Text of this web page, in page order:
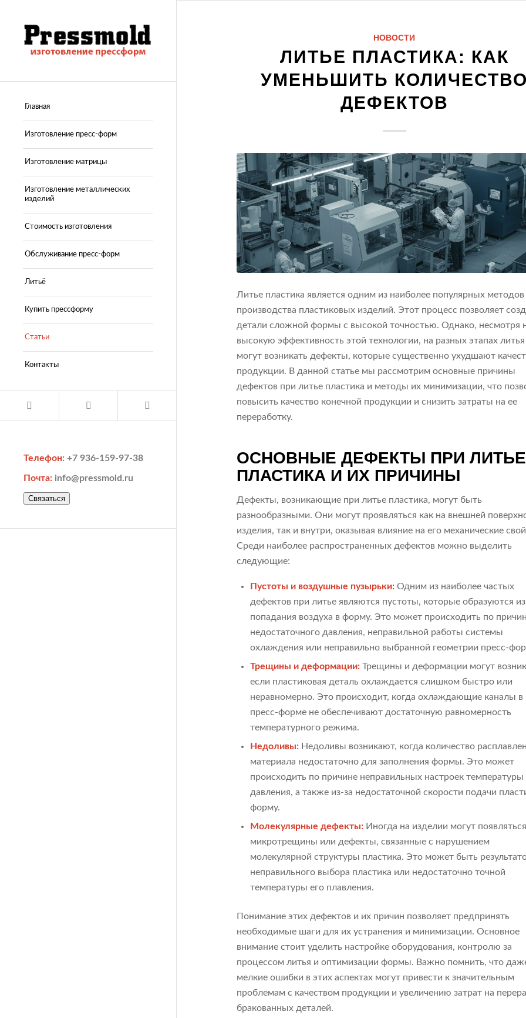
Главная
Изготовление пресс-форм
Изготовление матрицы
Изготовление металлических
изделий
Стоимость изготовления
Обслуживание пресс-форм
Литьё
Купить прессформу
Статьи
Контакты
Телефон: +7 936-159-97-38
Почта: info@pressmold.ru
Связаться
НОВОСТИ
ЛИТЬЕ ПЛАСТИКА: КАК
УМЕНЬШИТЬ КОЛИЧЕСТВО
ДЕФЕКТОВ
Литье пластика является одним из наиболее популярных методов
производства пластиковых изделий. Этот процесс позволяет
детали сложной формы с высокой точностью. Однако, несмотря
высокую эффективность этой технологии, на разных этапах литья
могут возникать дефекты, которые существенно ухудшают
продукции. В данной статье мы рассмотрим основные причины
дефектов при литье пластика и методы их минимизации, что
повысить качество конечной продукции и снизить затраты на ее
переработку.
ОСНОВНЫЕ ДЕФЕКТЫ ПРИ ЛИТЬЕ
ПЛАСТИКА И ИХ ПРИЧИНЫ
Дефекты, возникающие при литье пластика, могут быть
разнообразными. Они могут проявляться как на внешней
изделия, так и внутри, оказывая влияние на его механические
Среди наиболее распространенных дефектов можно выделить
следующие:
Пустоты и воздушные пузырьки: Одним из наиболее частых
дефектов при литье являются пустоты, которые образуются
попадания воздуха в форму. Это может происходить по
недостаточного давления, неправильной работы системы
охлаждения или неправильно выбранной геометрии пресс-
Трещины и деформации: Трещины и деформации могут
если пластиковая деталь охлаждается слишком быстро или
неравномерно. Это происходит, когда охлаждающие каналы в
пресс-форме не обеспечивают достаточную равномерность
температурного режима.
Недоливы: Недоливы возникают, когда количество
материала недостаточно для заполнения формы. Это может
происходить по причине неправильных настроек температуры
давления, а также из-за недостаточной скорости подачи
форму.
Молекулярные дефекты: Иногда на изделии могут появляться
микротрещины или дефекты, связанные с нарушением
молекулярной структуры пластика. Это может быть
неправильного выбора пластика или недостаточно точной
температуры его плавления.
Понимание этих дефектов и их причин позволяет предпринять
необходимые шаги для их устранения и минимизации. Основное
внимание стоит уделить настройке оборудования, контролю за
процессом литья и оптимизации формы. Важно помнить, что
мелкие ошибки в этих аспектах могут привести к значительным
проблемам с качеством продукции и увеличению затрат на
бракованных деталей.